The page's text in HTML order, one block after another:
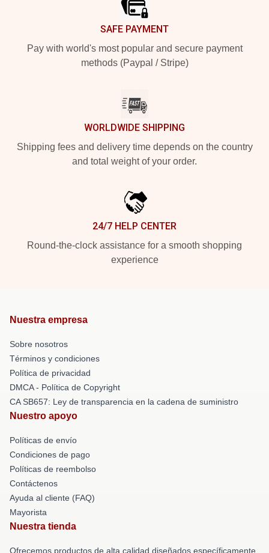
SAFE PAYMENT
Pay with world's most popular and secure payment
methods (Paypal / Stripe)
WORLDWIDE SHIPPING
Shipping fees and delivery time depends on the country
and total weight of your order.
24/7 HELP CENTER
Round-the-clock assistance for a smooth shopping
experience
Nuestra empresa
Sobre nosotros
Términos y condiciones
Política de privacidad
DMCA - Política de Copyright
CA SB657: Ley de transparencia en la cadena de suministro
Nuestro apoyo
Políticas de envío
Condiciones de pago
Políticas de reembolso
Contáctenos
Ayuda al cliente (FAQ)
Mayorista
Nuestra tienda
Ofrecemos productos de alta calidad diseñados específicamente